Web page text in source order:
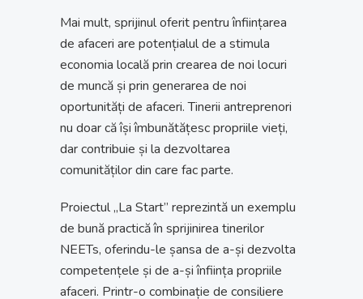
Mai mult, sprijinul oferit pentru înființarea
de afaceri are potențialul de a stimula
economia locală prin crearea de noi locuri
de muncă și prin generarea de noi
oportunități de afaceri. Tinerii antreprenori
nu doar că își îmbunătățesc propriile vieți,
dar contribuie și la dezvoltarea
comunităților din care fac parte.
Proiectul „La Start” reprezintă un exemplu
de bună practică în sprijinirea tinerilor
NEETs, oferindu-le șansa de a-și dezvolta
competențele și de a-și înființa propriile
afaceri. Printr-o combinație de consiliere